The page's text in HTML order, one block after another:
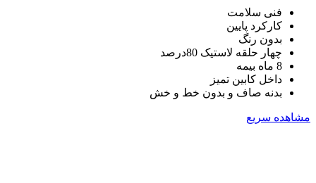
فنی سلامت
کارکرد پایین
بدون رنگ
چهار حلقه لاستیک 80درصد
8 ماه بیمه
داخل کابین تمیز
بدنه صاف و بدون خط و خش
مشاهده سریع